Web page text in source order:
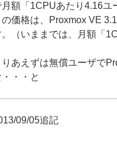
月額「1CPUあたり4.16ユ
の価格は、Proxmox VE
。（いままでは、月額「
りあえずは無償ユーザで
・・・と
09/05追記